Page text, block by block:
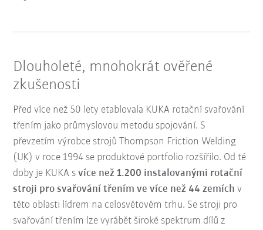
Dlouholeté, mnohokrát ověřené
zkušenosti
Před více než 50 lety etablovala KUKA rotační svařování
třením jako průmyslovou metodu spojování. S
převzetím výrobce strojů Thompson Friction Welding
(UK) v roce 1994 se produktové portfolio rozšířilo. Od té
doby je KUKA svíce než 1.200 instalovanými rotační
stroji pro svařování třením ve více než 44 zemích v
této oblasti lídrem na celosvětovém trhu. Se stroji pro
svařování třením lze vyrábět široké spektrum dílů z